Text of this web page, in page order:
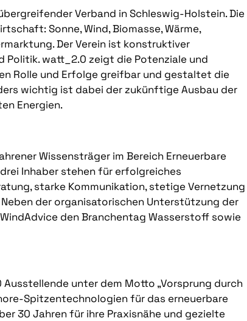
Verband in Schleswig-Holstein. Die
Sonne, Wind, Biomasse, Wärme,
Der Verein ist konstruktiver
Politik. watt_2.0 zeigt die Potenziale und
Rolle und Erfolge greifbar und gestaltet die
wichtig ist dabei der zukünftige Ausbau der
Energien.
Wissensträger im Bereich Erneuerbare
Inhaber stehen für erfolgreiches
starke Kommunikation, stetige Vernetzung
der organisatorischen Unterstützung der
den Branchentag Wasserstoff sowie
Ausstellende unter dem Motto „Vorsprung durch
Spitzentechnologien für das erneuerbare
30 Jahren für ihre Praxisnähe und gezielte